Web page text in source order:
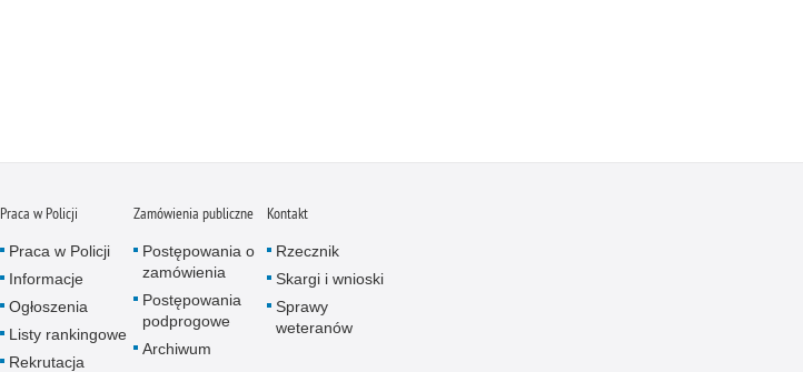
Nietrzeźwi pracownicy
Nowoczesne technologie w pracy Policji
Praca w Policji
Praca w Policji
Informacje
Ogłoszenia
Listy rankingowe
Rekrutacja
Zamówienia publiczne
Postępowania o
zamówienia
Postępowania
podprogowe
Archiwum
Kontakt
Rzecznik
Skargi i wnioski
Sprawy
weteranów